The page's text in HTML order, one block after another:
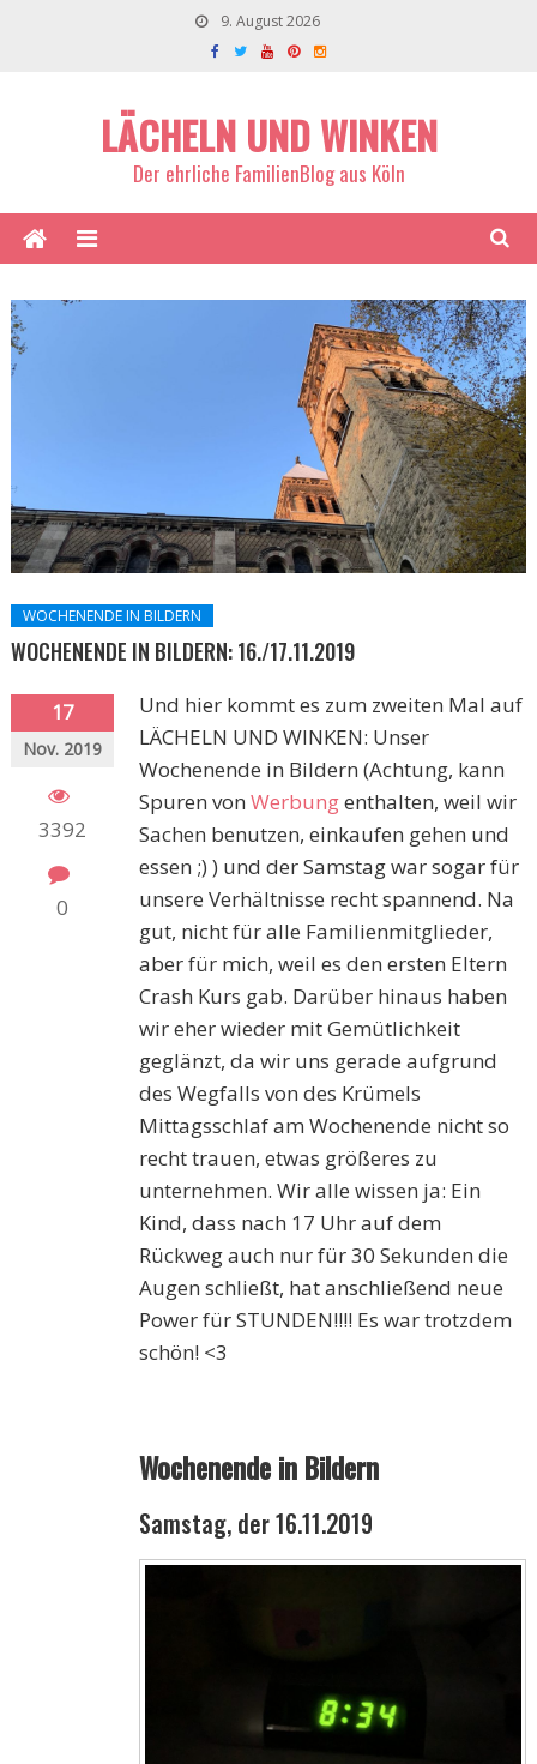
9. August 2026
LÄCHELN UND WINKEN
Der ehrliche FamilienBlog aus Köln
WOCHENENDE IN BILDERN
WOCHENENDE IN BILDERN: 16./17.11.2019
17
Nov. 2019
3392
0
Und hier kommt es zum zweiten Mal auf
LÄCHELN UND WINKEN: Unser
Wochenende in Bildern (Achtung, kann
Spuren vonWerbungenthalten, weil wir
Sachen benutzen, einkaufen gehen und
essen ;) ) und der Samstag war sogar für
unsere Verhältnisse recht spannend. Na
gut, nicht für alle Familienmitglieder,
aber für mich, weil es den ersten Eltern
Crash Kurs gab. Darüber hinaus haben
wir eher wieder mit Gemütlichkeit
geglänzt, da wir uns gerade aufgrund
des Wegfalls von des Krümels
Mittagsschlaf am Wochenende nicht so
recht trauen, etwas größeres zu
unternehmen. Wir alle wissen ja: Ein
Kind, dass nach 17 Uhr auf dem
Rückweg auch nur für 30 Sekunden die
Augen schließt, hat anschließend neue
Power für STUNDEN!!!! Es war trotzdem
schön! <3
Wochenende in Bildern
Samstag, der 16.11.2019